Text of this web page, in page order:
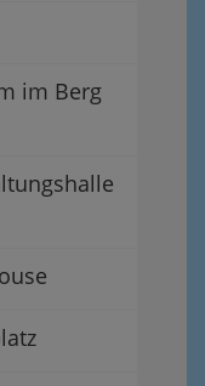
im Berg